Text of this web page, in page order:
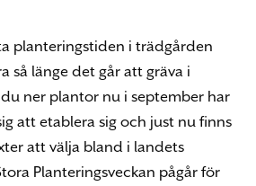
planteringstiden i trädgården
så länge det går att gräva i
ner plantor nu i september har
att etablera sig och just nu finns
att välja bland i landets
Planteringsveckan pågår för